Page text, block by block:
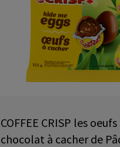
COFFEE CRISP les
chocolat à cacher de